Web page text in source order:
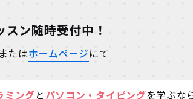
スン随時受付中！
またはホームページにて
ミングと パソコン・タイピングを学ぶな